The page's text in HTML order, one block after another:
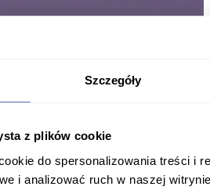
Szczegóły
z plików cookie
do spersonalizowania treści i
i analizować ruch w naszej